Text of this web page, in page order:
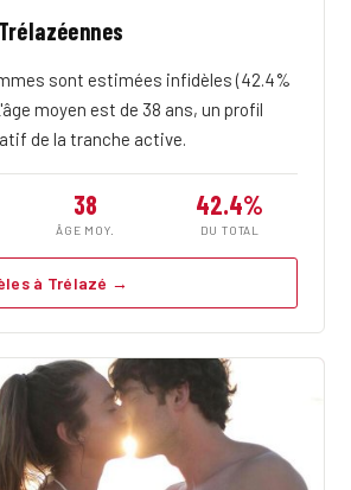
sont estimées infidèles (42.4%
moyen est de 38 ans, un profil
de la tranche active.
38
ÂGE MOY.
42.4%
DU TOTAL
à Trélazé →